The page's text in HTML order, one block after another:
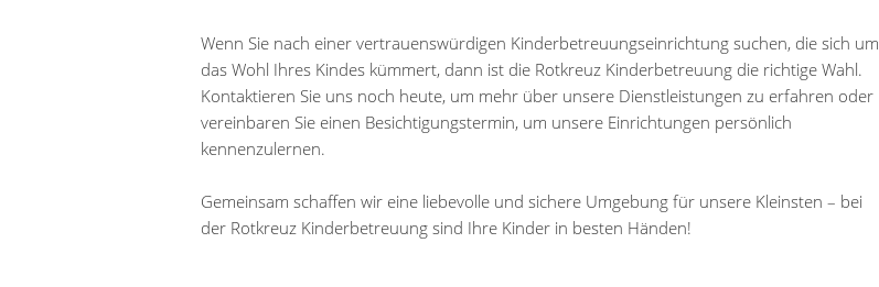
Wenn Sie nach einer vertrauenswürdigen Kinderbetreuungseinrichtung suchen, die sich um
das Wohl Ihres Kindes kümmert, dann ist die Rotkreuz Kinderbetreuung die richtige Wahl.
Kontaktieren Sie uns noch heute, um mehr über unsere Dienstleistungen zu erfahren oder
vereinbaren Sie einen Besichtigungstermin, um unsere Einrichtungen persönlich
kennenzulernen.
Gemeinsam schaffen wir eine liebevolle und sichere Umgebung für unsere Kleinsten – bei
der Rotkreuz Kinderbetreuung sind Ihre Kinder in besten Händen!